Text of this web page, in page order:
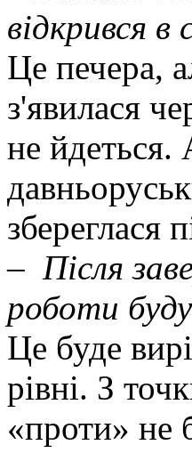
відкрився в
Це печера,
з'явилася
не йдеться.
збереглася
– Після
роботи
Це буде
рівні. З
«проти» не